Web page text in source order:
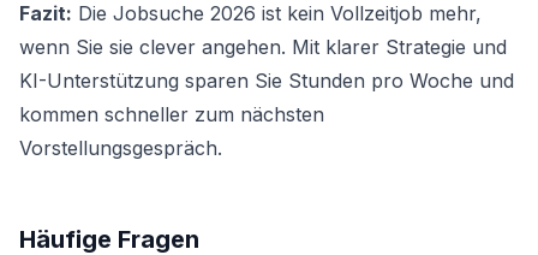
Fazit: Die Jobsuche 2026 ist kein Vollzeitjob mehr,
wenn Sie sie clever angehen. Mit klarer Strategie und
KI-Unterstützung sparen Sie Stunden pro Woche und
kommen schneller zum nächsten
Vorstellungsgespräch.
Häufige Fragen